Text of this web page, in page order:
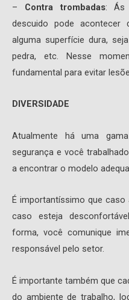
– Contra trombadas: Ás
descuido pode
alguma superfície dura,
pedra, etc. Nesse
fundamental para evitar
DIVERSIDADE
Atualmente há uma
segurança e você
a encontrar o modelo
É importantíssimo que
caso esteja
forma, você comunique
responsável pelo setor.
É importante também que
do ambiente de trabalho,